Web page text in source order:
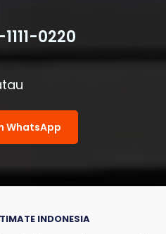
0220
WhatsApp
INDONESIA